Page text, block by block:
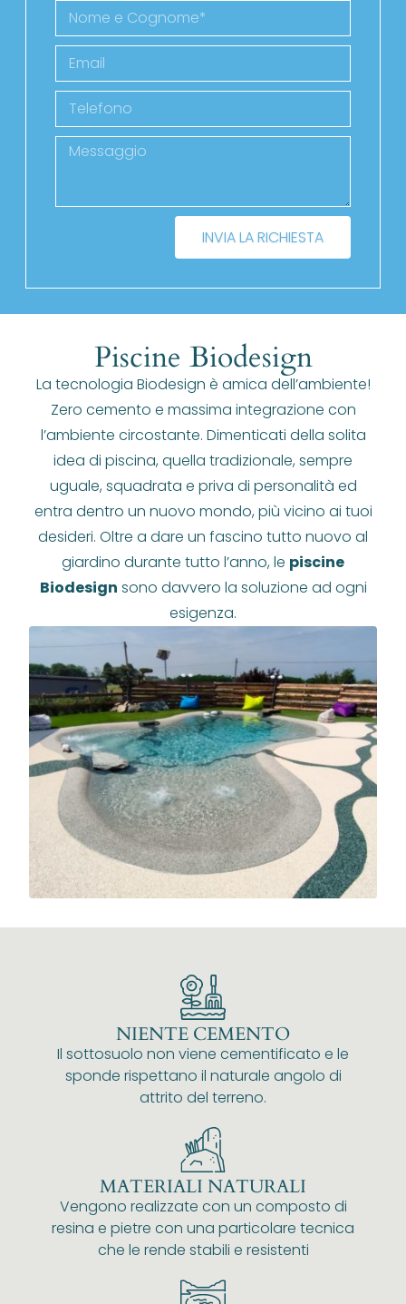
INVIA LA RICHIESTA
Piscine Biodesign
La tecnologia Biodesign è amica dell’ambiente!
Zero cemento e massima integrazione con
l’ambiente circostante. Dimenticati della solita
idea di piscina, quella tradizionale, sempre
uguale, squadrata e priva di personalità ed
entra dentro un nuovo mondo, più vicino ai tuoi
desideri. Oltre a dare un fascino tutto nuovo al
giardino durante tutto l’anno, le piscine
Biodesign sono davvero la soluzione ad ogni
esigenza.
NIENTE CEMENTO
Il sottosuolo non viene cementificato e le
sponde rispettano il naturale angolo di
attrito del terreno.
MATERIALI NATURALI
Vengono realizzate con un composto di
resina e pietre con una particolare tecnica
che le rende stabili e resistenti